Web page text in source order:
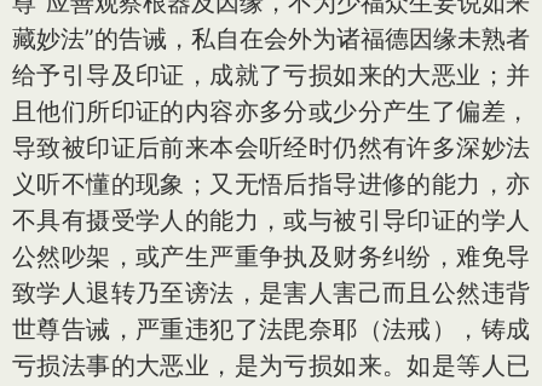
藏妙法”的告诫，私自在会外为诸福德因缘未熟者
给予引导及印证，成就了亏损如来的大恶业；并
且他们所印证的内容亦多分或少分产生了偏差，
导致被印证后前来本会听经时仍然有许多深妙法
义听不懂的现象；又无悟后指导进修的能力，亦
不具有摄受学人的能力，或与被引导印证的学人
公然吵架，或产生严重争执及财务纠纷，难免导
致学人退转乃至谤法，是害人害己而且公然违背
世尊告诫，严重违犯了法毘奈耶（法戒），铸成
亏损法事的大恶业，是为亏损如来。如是等人已